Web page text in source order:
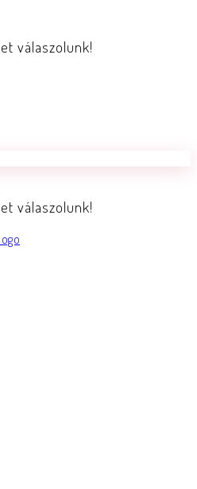
válaszolunk!
válaszolunk!